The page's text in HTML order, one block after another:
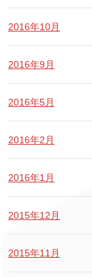
2016年10月
2016年9月
2016年5月
2016年2月
2016年1月
2015年12月
2015年11月